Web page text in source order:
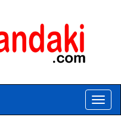
Toggle